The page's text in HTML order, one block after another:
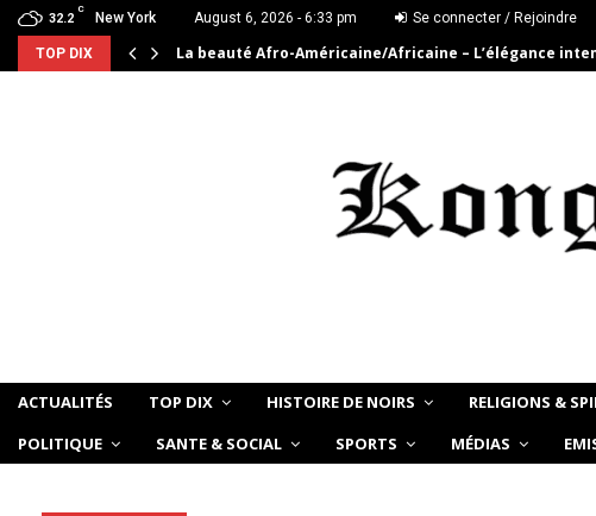
32.2
C
New York August 6, 2026 - 6:33 pm Se connecter / Rejoindre
TOP DIX La beauté Afro-Américaine/Africaine – L’élégance
ACTUALITÉS TOP DIX HISTOIRE DE NOIRS RELIGIONS &
POLITIQUE
SANTE & SOCIAL SPORTS MÉDIAS